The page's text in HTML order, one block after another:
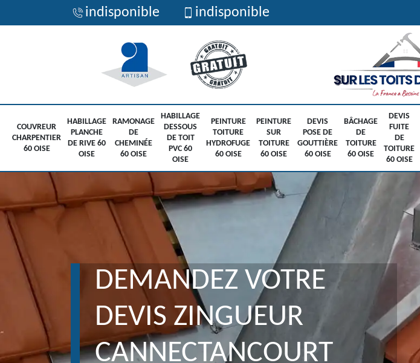
indisponible indisponible
COUVREUR
CHARPENTIER
60 OISE
HABILLAGE
PLANCHE
DE RIVE 60
OISE
RAMONAGE
DE
CHEMINÉE
60 OISE
HABILLAGE
DESSOUS
DE TOIT
PVC 60
OISE
PEINTURE
TOITURE
HYDROFUGE
60 OISE
PEINTURE
SUR
TOITURE
60 OISE
DEVIS
POSE DE
GOUTTIÈRE
60 OISE
BÂCHAGE
DE
TOITURE
60 OISE
DEVIS
FUITE
DE
TOITURE
60 OISE
DEMANDEZ VOTRE
DEVIS ZINGUEUR
CANNECTANCOURT